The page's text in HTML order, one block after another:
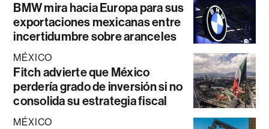
BMW mira hacia Europa para sus
exportaciones mexicanas entre
incertidumbre sobre aranceles
MÉXICO
Fitch advierte que México
perdería grado de inversión si no
consolida su estrategia fiscal
MÉXICO